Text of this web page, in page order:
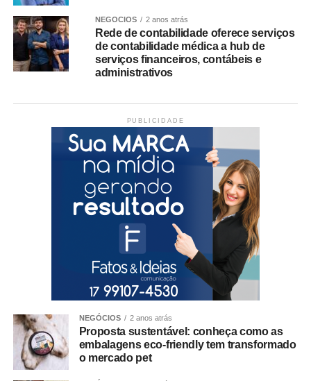
NEGÓCIOS 2 anos atrás
Rede de contabilidade oferece serviços
de contabilidade médica a hub de
serviços financeiros, contábeis e
administrativos
PUBLICIDADE
NEGÓCIOS 2 anos atrás
Proposta sustentável: conheça como as
embalagens eco-friendly tem transformado
o mercado pet